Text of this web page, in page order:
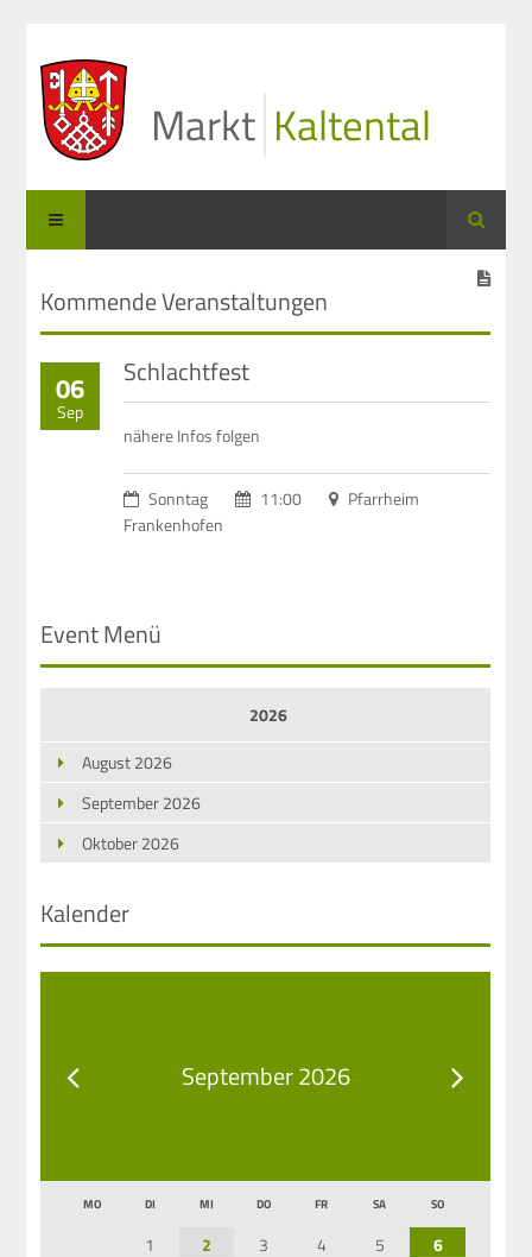
Markt Kaltental
Suche
Kommende Veranstaltungen
06
Sep
Schlachtfest
nähere Infos folgen
Sonntag 11:00
Pfarrheim
Frankenhofen
Event Menü
2026
August 2026
September 2026
Oktober 2026
Kalender
September 2026
MO DI MI DO FR SA SO
1 2 3 4 5
6